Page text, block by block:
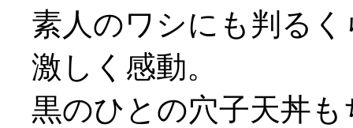
素人のワシにも判る
激しく感動。
黒のひとの穴子天丼